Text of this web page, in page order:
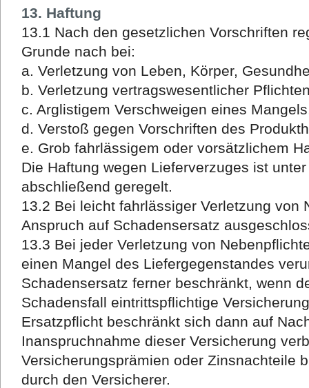
13. Haftung
13.1 Nach den gesetzlichen Vorschriften
Grunde nach bei:
a. Verletzung von Leben, Körper,
b. Verletzung vertragswesentlicher
c. Arglistigem Verschweigen eines
d. Verstoß gegen Vorschriften des
e. Grob fahrlässigem oder vorsätzlichem
Die Haftung wegen Lieferverzuges ist
abschließend geregelt.
13.2 Bei leicht fahrlässiger Verletzung von
Anspruch auf Schadensersatz
13.3 Bei jeder Verletzung von
einen Mangel des Liefergegenstandes
Schadensersatz ferner beschränkt, wenn
Schadensfall eintrittspflichtige
Ersatzpflicht beschränkt sich dann auf
Inanspruchnahme dieser Versicherung
Versicherungsprämien oder Zinsnachteile
durch den Versicherer.